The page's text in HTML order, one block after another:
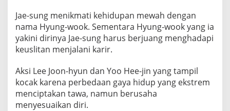
Jae-sung menikmati kehidupan mewah dengan
nama Hyung-wook. Sementara Hyung-wook yang ia
yakini dirinya Jae-sung harus berjuang menghadapi
keuslitan menjalani karir.
Aksi Lee Joon-hyun dan Yoo Hee-jin yang tampil
kocak karena perbedaan gaya hidup yang ekstrem
menciptakan tawa, namun berusaha
menyesuaikan diri.